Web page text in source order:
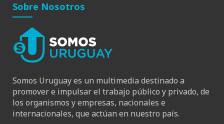
Sobre Nosotros
Somos Uruguay es un multimedia destinado a
promover e impulsar el trabajo público y privado, de
los organismos y empresas, nacionales e
internacionales, que actúan en nuestro país.